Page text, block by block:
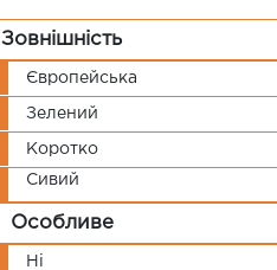
Зовнішність
Європейська
Зелений
Коротко
Сивий
Особливе
Ні